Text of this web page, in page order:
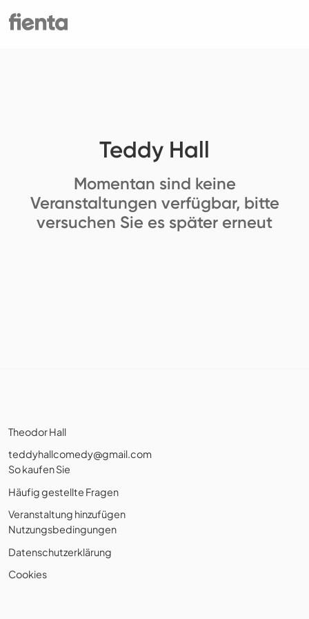
Teddy Hall
Momentan sind keine
Veranstaltungen verfügbar, bitte
versuchen Sie es später erneut
Theodor Hall
teddyhallcomedy@gmail.com
So kaufen Sie
Häufig gestellte Fragen
Veranstaltung hinzufügen
Nutzungsbedingungen
Datenschutzerklärung
Cookies